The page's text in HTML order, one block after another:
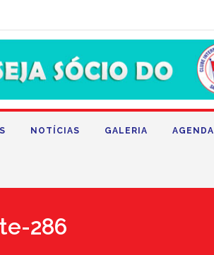
NOTÍCIAS GALERIA AGENDA
286